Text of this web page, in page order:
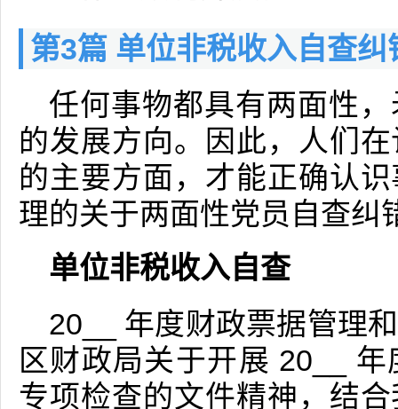
第3篇 单位非税收入自查纠
任何事物都具有两面性
的发展方向。因此，人们
的主要方面，才能正确认
理的关于两面性党员自查纠
单位非税收入自查
20__ 年度财政票据管理
区财政局关于开展 20__
专项检查的文件精神，结